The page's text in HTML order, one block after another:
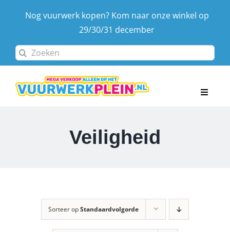
Nog vuurwerk kopen? Kom naar onze winkel op
29/30/31 december
Zoeken
naar:
Toggle
Winkelwagen
Veiligheid
Sorteer opStandaardvolgorde